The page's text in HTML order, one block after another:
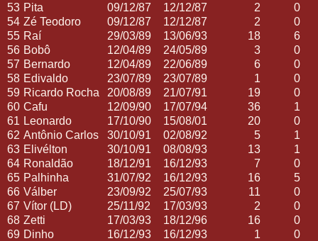
53 Pita 09/12/87 12/12/87 2
0
54 Zé Teodoro 09/12/87 12/12/87 2
0
55 Raí 29/03/89 13/06/93 18
6
56 Bobô 12/04/89 24/05/89 3
0
57 Bernardo 12/04/89 22/06/89 6
0
58 Edivaldo 23/07/89 23/07/89 1
0
59 Ricardo Rocha 20/08/89 21/07/91 19
0
60 Cafu 12/09/90 17/07/94 36
1
61 Leonardo 17/10/90 15/08/01 20
0
62 Antônio Carlos 30/10/91 02/08/92 5
1
63 Elivélton 30/10/91 08/08/93 13
1
64 Ronaldão 18/12/91 16/12/93 7
0
65 Palhinha 31/07/92 16/12/93 16
5
66 Válber 23/09/92 25/07/93 11
0
67 Vítor (LD) 25/11/92 17/03/93 2
0
68 Zetti 17/03/93 18/12/96 16
0
69 Dinho 16/12/93 16/12/93 1
0